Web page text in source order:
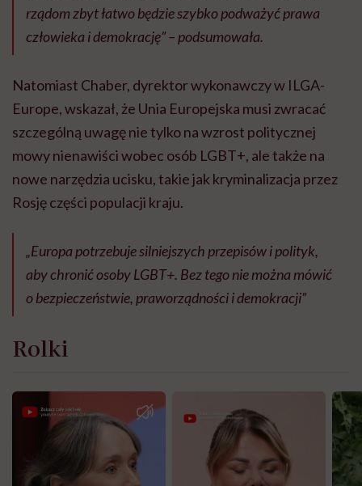
rządom zbyt łatwo będzie szybko podważyć prawa
człowieka i demokrację” – podsumowała.
Natomiast Chaber, dyrektor wykonawczy w ILGA-
Europe, wskazał, że Unia Europejska musi zwracać
szczególną uwagę nie tylko na wzrost politycznej
mowy nienawiści wobec osób LGBT+, ale także na
nowe narzędzia ucisku, takie jak kryminalizacja przez
Rosję części populacji kraju.
„Europa potrzebuje silniejszych przepisów i polityk,
aby chronić osoby LGBT+. Bez tego nie można mówić
o bezpieczeństwie, praworządności i demokracji”
Rolki